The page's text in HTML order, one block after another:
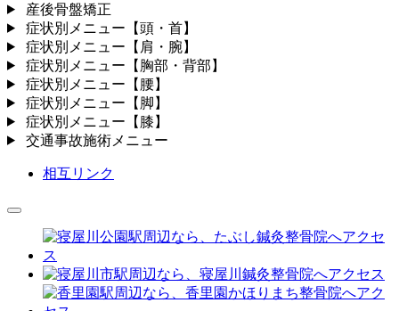
産後骨盤矯正
症状別メニュー【頭・首】
症状別メニュー【肩・腕】
症状別メニュー【胸部・背部】
症状別メニュー【腰】
症状別メニュー【脚】
症状別メニュー【膝】
交通事故施術メニュー
相互リンク